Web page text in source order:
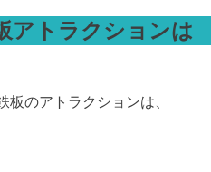
アトラクションは
のアトラクションは、